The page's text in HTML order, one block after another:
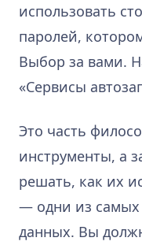
использовать
паролей,
Выбор за вами.
«Сервисы
Это часть
инструменты, а
решать, как их
— одни из
данных. Вы